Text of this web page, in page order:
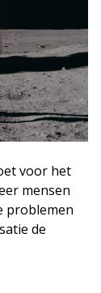
voor het
mensen
problemen
de